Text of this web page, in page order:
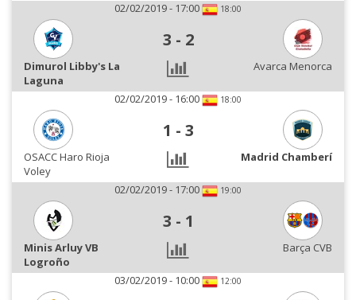
02/02/2019 - 17:00
18:00
3 - 2
Dimurol Libby's La
Laguna
Avarca Menorca
02/02/2019 - 16:00 18:00
1 - 3
OSACC Haro Rioja
Voley
Madrid Chamberí
02/02/2019 - 17:00 19:00
3 - 1
Minis Arluy VB
Logroño
Barça CVB
03/02/2019 - 10:00 12:00